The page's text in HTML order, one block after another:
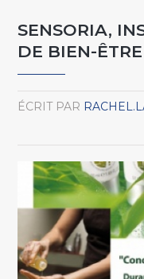
SENSORIA,
DE BIEN-
ÉCRIT PAR